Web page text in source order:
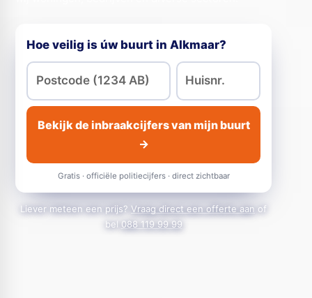
Hoe veilig is úw buurt in Alkmaar?
Bekijk de inbraakcijfers van mijn buurt
→
Gratis · officiële politiecijfers · direct zichtbaar
Liever meteen een prijs? Vraag direct een offerte aan of
bel 088 119 99 99